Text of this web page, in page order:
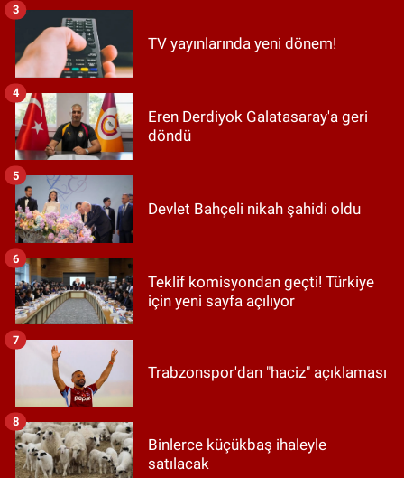
TV yayınlarında yeni dönem!
3
Eren Derdiyok Galatasaray'a geri
döndü
4
Devlet Bahçeli nikah şahidi oldu
5
Teklif komisyondan geçti! Türkiye
için yeni sayfa açılıyor
6
Trabzonspor'dan "haciz" açıklaması
7
Binlerce küçükbaş ihaleyle
satılacak
8